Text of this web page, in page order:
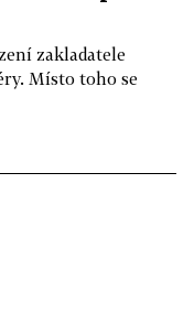
zakladatele
Místo toho se